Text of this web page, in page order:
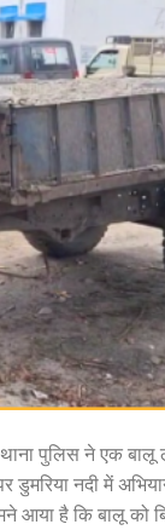
पुलिस ने एक बालू
नदी में
है कि बालू को